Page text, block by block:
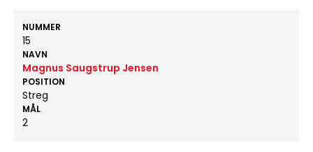
NUMMER
15
NAVN
Magnus Saugstrup Jensen
POSITION
Streg
MÅL
2